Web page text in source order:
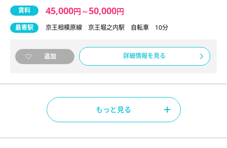
賃料 45,000円 ～50,000円
最寄駅 京王相模原線 京王堀之内駅 自転車 10分
追加 詳細情報を見る
もっと見る